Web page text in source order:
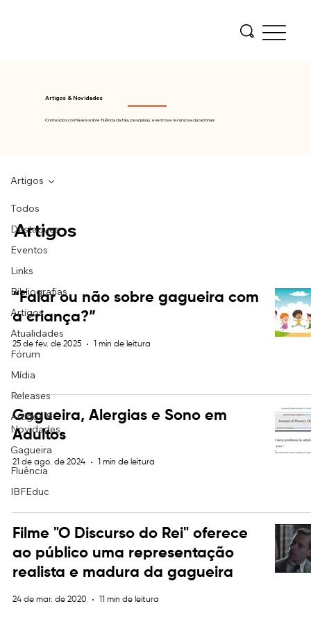
Artigos & Novidades
Conteúdos confiáveis sobre fluência da fala, pesquisas, eventos e recursos educacionais
Todos
Destaques
Eventos
Links
Bibliografias
Artigos
Atualidades
Fórum
Mídia
Releases
Artigos &
Novidades
Gagueira
Fluência
IBFEduc
Artigos
Artigos
“Falar ou não sobre gagueira com
a criança?”
25 de fev. de 2025 1 min de leitura
Gagueira, Alergias e Sono em
Adultos
21 de ago. de 2024 1 min de leitura
Filme "O Discurso do Rei" oferece
ao público uma representação
realista e madura da gagueira
24 de mar. de 2020 11 min de leitura